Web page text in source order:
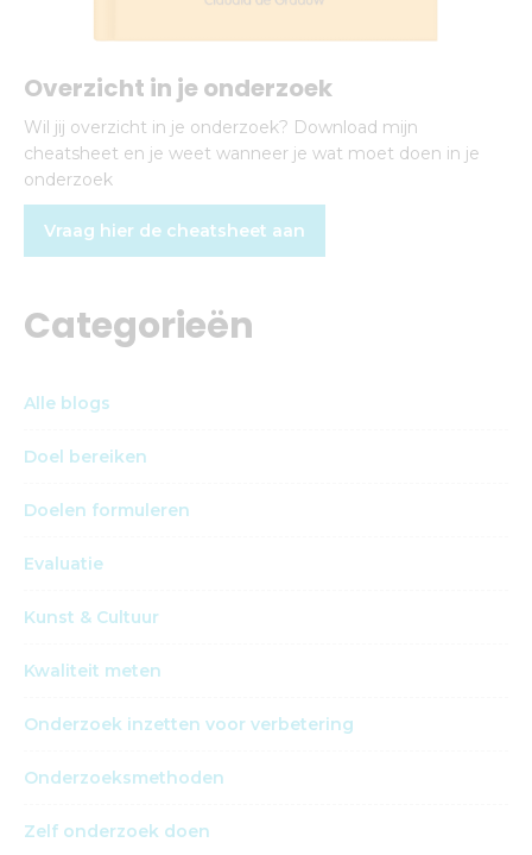
Overzicht in je onderzoek
Wil jij overzicht in je onderzoek? Download mijn
cheatsheet en je weet wanneer je wat moet doen in je
onderzoek
Vraag hier de cheatsheet aan
Categorieën
Alle blogs
Doel bereiken
Doelen formuleren
Evaluatie
Kunst & Cultuur
Kwaliteit meten
Onderzoek inzetten voor verbetering
Onderzoeksmethoden
Zelf onderzoek doen